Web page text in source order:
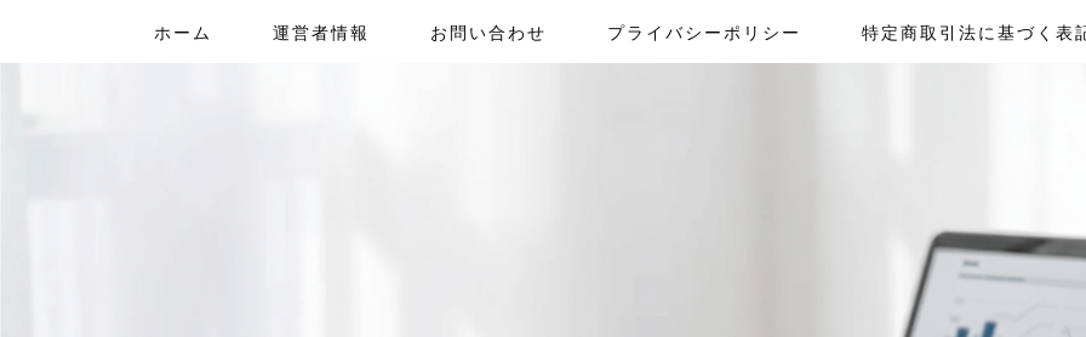
ホーム 運営者情報 お問い合わせ プライバシーポリシー 特定商取引法に基づく表